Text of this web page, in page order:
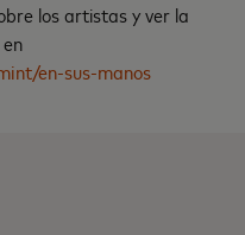
los artistas y ver la
en-sus-manos